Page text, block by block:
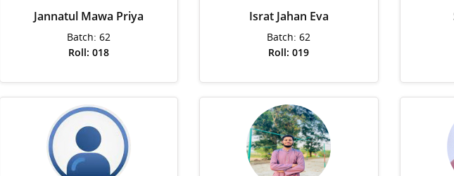
Jannatul Mawa Priya
Batch: 62
Roll: 018
Israt Jahan Eva
Batch: 62
Roll: 019